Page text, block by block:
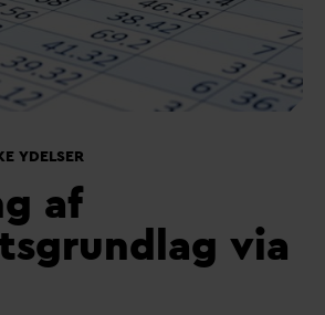
YDELSER
af
via